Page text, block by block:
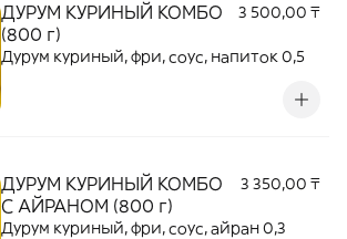
ДУРУМ КУРИНЫЙ КОМБО
(800 г)
3 500,00 ₸
Дурум куриный, фри, соус, напиток 0,5
ДУРУМ КУРИНЫЙ КОМБО
С АЙРАНОМ (800 г)
3 350,00 ₸
Дурум куриный, фри, соус, айран 0,3